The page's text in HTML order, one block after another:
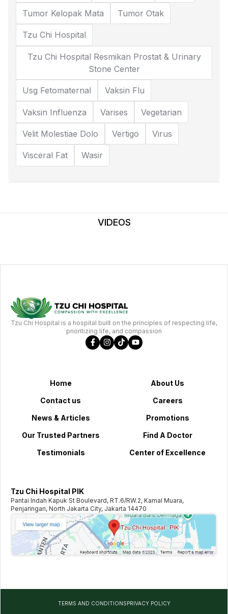
Tumor Kelopak Mata Tumor Otak
Tzu Chi Hospital
Tzu Chi Hospital Resmikan Prostat & Urinary
Stone Center
Usg Fetomaternal Vaksin Flu
Vaksin Influenza Varises Vegetarian
Velit Molestiae Dolo Vertigo Virus
Visceral Fat Wasir
VIDEOS
Tzu Chi Hospital is a hospital built on the principles of respecting life,
prioritizing life, and compassion
Home
About Us
Contact us
Careers
News & Articles
Promotions
Our Trusted Partners
Find A Doctor
Testimonials
Center of Excellence
Tzu Chi Hospital PIK
Pantai Indah Kapuk St Boulevard, RT.6/RW.2, Kamal Muara,
Penjaringan, North Jakarta City, Jakarta 14470
TERMS AND CONDITIONSPRIVACY POLICY